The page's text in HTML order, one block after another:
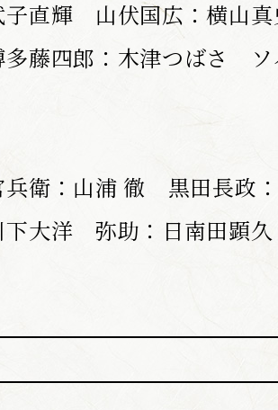
子直輝 山伏国広：横山
藤四郎：木津つばさ ソ
兵衛：山浦 徹 黒田長政
下大洋 弥助：日南田顕